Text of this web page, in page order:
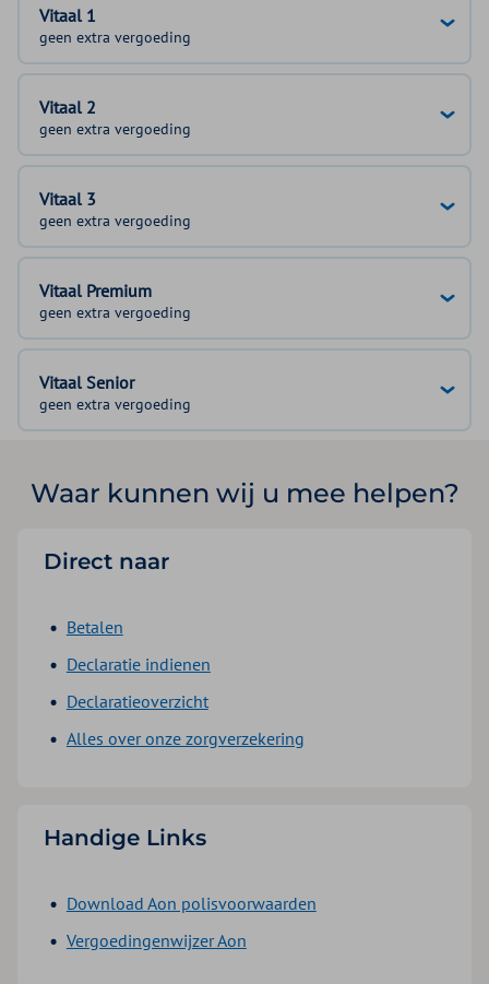
Vitaal 1
geen extra vergoeding
Vitaal 2
geen extra vergoeding
Vitaal 3
geen extra vergoeding
Vitaal Premium
geen extra vergoeding
Vitaal Senior
geen extra vergoeding
Waar kunnen wij u mee helpen?
Direct naar
Betalen
Declaratie indienen
Declaratieoverzicht
Alles over onze zorgverzekering
Handige Links
Download Aon polisvoorwaarden
Vergoedingenwijzer Aon